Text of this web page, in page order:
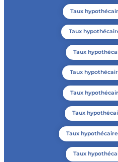
Taux
Taux
Taux
Taux
Taux
Taux
Taux
Taux